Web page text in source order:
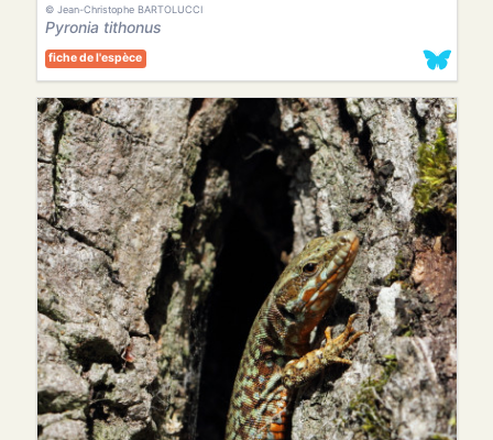
© Jean-Christophe BARTOLUCCI
Pyronia tithonus
fiche de l'espèce